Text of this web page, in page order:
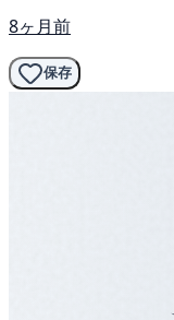
8ヶ月前
保存